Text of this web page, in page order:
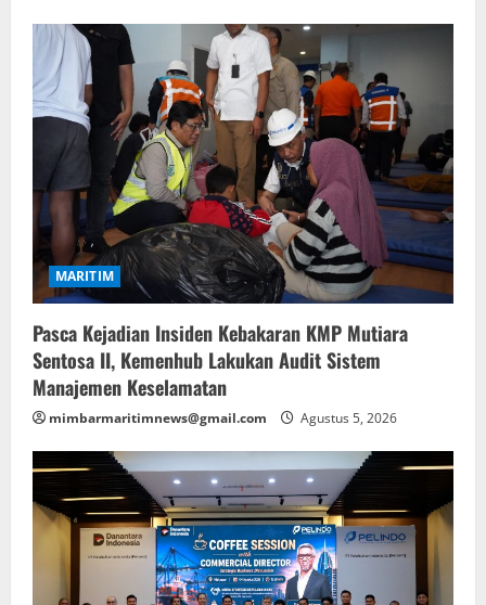
MARITIM
Pasca Kejadian Insiden Kebakaran KMP Mutiara
Sentosa II, Kemenhub Lakukan Audit Sistem
Manajemen Keselamatan
mimbarmaritimnews@gmail.com Agustus 5, 2026